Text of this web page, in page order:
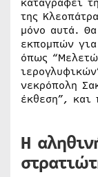
της
μόνο αυτά.
εκπομπών για
όπως
νεκρόπολη
έκθεση”, και
Η